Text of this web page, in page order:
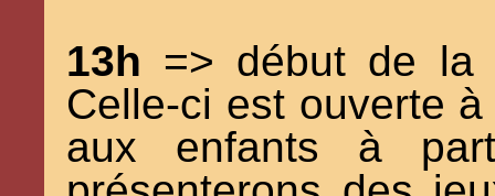
13h => début de la
Celle-ci est ouverte
aux enfants à